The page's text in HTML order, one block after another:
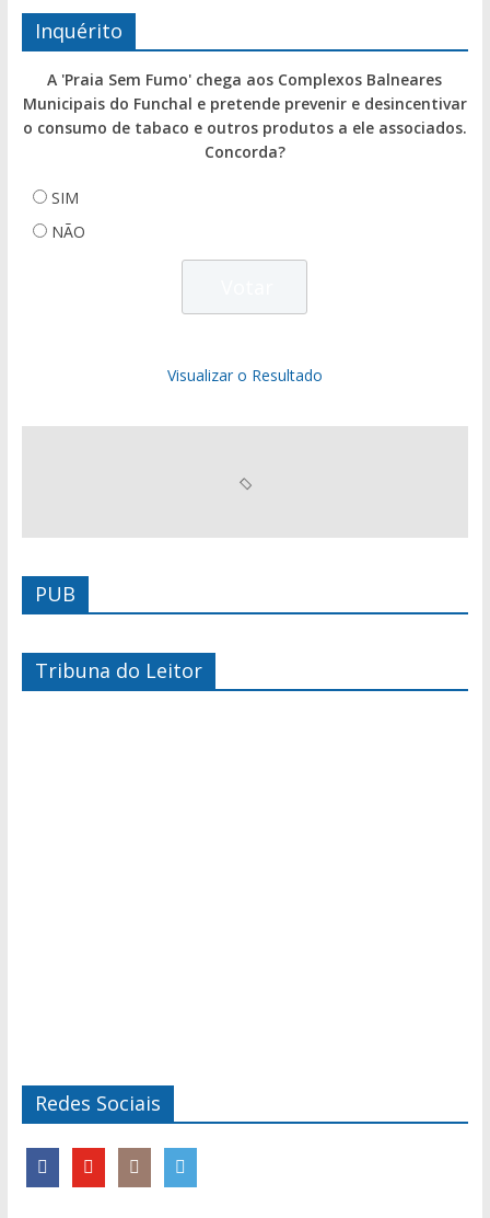
Inquérito
A 'Praia Sem Fumo' chega aos Complexos Balneares
Municipais do Funchal e pretende prevenir e desincentivar
o consumo de tabaco e outros produtos a ele associados.
Concorda?
SIM
NÃO
Visualizar o Resultado
PUB
Tribuna do Leitor
Redes Sociais